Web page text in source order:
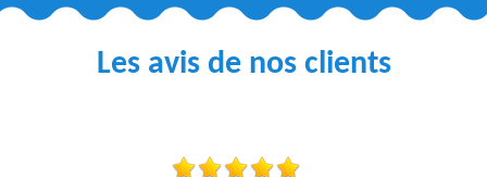
Les avis de nos clients